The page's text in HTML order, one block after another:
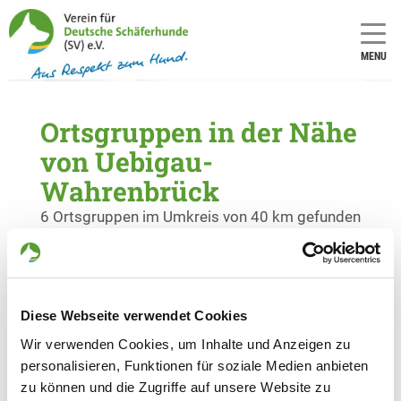
Diese Webseite verwendet Cookies
Wir verwenden Cookies, um Inhalte und Anzeigen zu
personalisieren, Funktionen für soziale Medien anbieten
zu können und die Zugriffe auf unsere Website zu
MENU
Ortsgruppen in der Nähe
von Uebigau-
Wahrenbrück
6 Ortsgruppen im Umkreis von 40 km gefunden
OG - Torgau e.V.
04860 Torgau
OG - Jessen/E.
Gerbis Vorwerk 3